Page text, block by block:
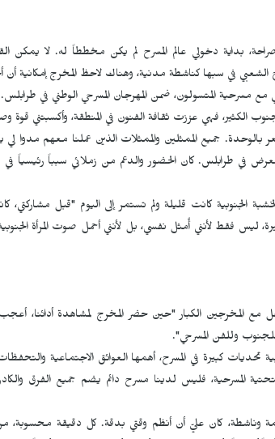
"صراحة، بداية دخولي عالم المسرح لم يكن مخططاً له. لا يمكن
في سبها كناشطة مدنية، وهناك لاحظ المخرج إمكانية أن
مسرحية المتسولون، ضمن المهرجان المسرحي الوطني في طرابلس.
فهي عززت ثقافة الفنون في المنطقة، وأكسبتني قوة
بالوحدة. جميع الممثلين والممثلات الذين عملنا معهم مدوا
في طرابلس. كان الحضور والدعم من زملائي سبباً رئيسياً
الجنوبية كانت قليلة ولم تستمر إلى اليوم "قبل
فقط لأنني أُمثل نفسي، بل لأنني أحمل صوت المرأة الجنوبية
المخرجين الكبار "حين حضر المخرج لمشاهدة أدائنا، أعجب
للجنوب وللفن المسرحي".
تحديات كبيرة في المسرح، أهمها العوائق الاجتماعية
المسرحية، فليس لدينا مسرح دائم يضم جميع الفرق والكادر
وناشطة، كان عليّ أن أنظم وقتي بدقة. كل دقيقة محسوبة،